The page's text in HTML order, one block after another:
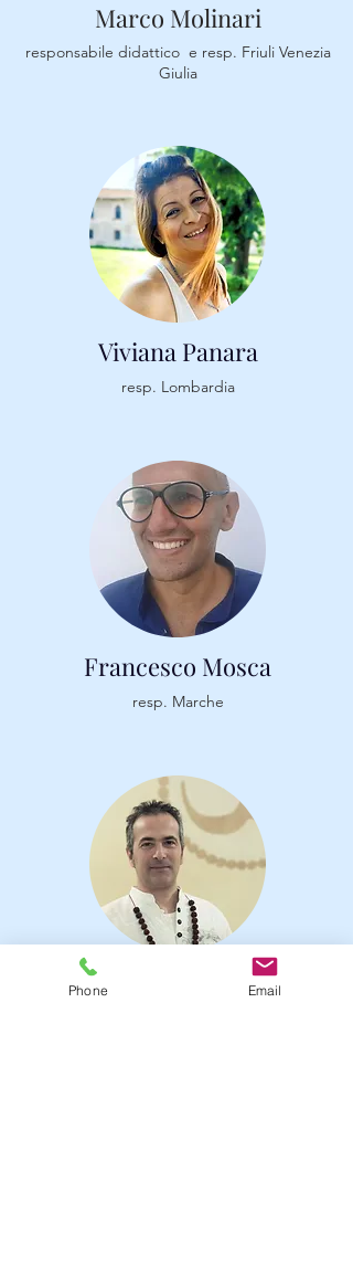
Marco Molinari
responsabile didattico e resp. Friuli Venezia
Giulia
Viviana Panara
resp. Lombardia
Francesco Mosca
resp. Marche
Francesco Leoci
Phone Email